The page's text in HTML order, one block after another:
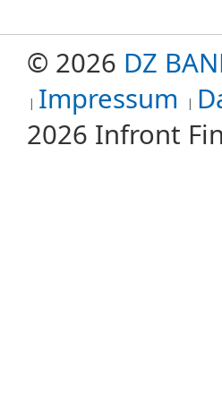
© 2026 DZ
Impressum
2026 Infront